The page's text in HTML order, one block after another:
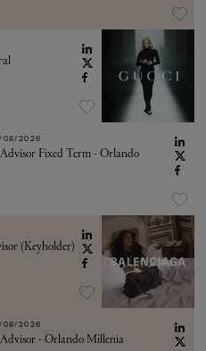
08/2026
Fixed Term - Orlando
(Keyholder)
08/2026
- Orlando Millenia